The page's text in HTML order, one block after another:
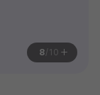
8/ 10 +